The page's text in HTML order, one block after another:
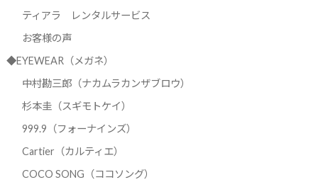
ティアラ レンタルサービス
お客様の声
◆EYEWEAR（メガネ）
中村勘三郎（ナカムラカンザブロウ）
杉本圭（スギモトケイ）
999.9（フォーナインズ）
Cartier（カルティエ）
COCO SONG（ココソング）